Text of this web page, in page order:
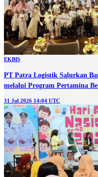
EKBIS
PT Patra Logistik Salurkan
melalui Program Pertamina
31 Jul 2026 14:04 UTC